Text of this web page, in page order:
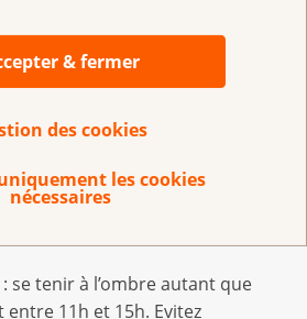
& fermer
des cookies
les cookies
nécessaires
dommages cutanés et réduire à
des cancers de la peau. Car
efficace durant l’enfance
cancers cutanés.
– les trois règles
: se tenir à l’ombre autant que
11h et 15h. Evitez